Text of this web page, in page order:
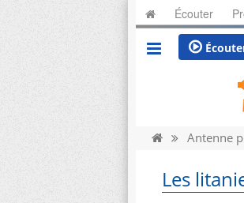
Écouter
Antenne
Les